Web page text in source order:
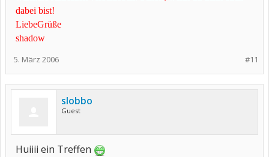
dabei bist!
LiebeGrüße
shadow
#11
5. März 2006
slobbo
Guest
Huiiii ein Treffen